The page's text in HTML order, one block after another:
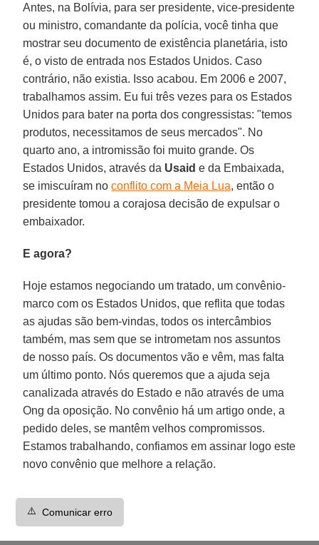
Antes, na Bolívia, para ser presidente, vice-presidente
ou ministro, comandante da polícia, você tinha que
mostrar seu documento de existência planetária, isto
é, o visto de entrada nos Estados Unidos. Caso
contrário, não existia. Isso acabou. Em 2006 e 2007,
trabalhamos assim. Eu fui três vezes para os Estados
Unidos para bater na porta dos congressistas: "temos
produtos, necessitamos de seus mercados". No
quarto ano, a intromissão foi muito grande. Os
Estados Unidos, através da Usaid e da Embaixada,
se imiscuíram noconflito com a Meia Lua, então o
presidente tomou a corajosa decisão de expulsar o
embaixador.
E agora?
Hoje estamos negociando um tratado, um convênio-
marco com os Estados Unidos, que reflita que todas
as ajudas são bem-vindas, todos os intercâmbios
também, mas sem que se intrometam nos assuntos
de nosso país. Os documentos vão e vêm, mas falta
um último ponto. Nós queremos que a ajuda seja
canalizada através do Estado e não através de uma
Ong da oposição. No convênio há um artigo onde, a
pedido deles, se mantêm velhos compromissos.
Estamos trabalhando, confiamos em assinar logo este
novo convênio que melhore a relação.
⚠️ Comunicar erro